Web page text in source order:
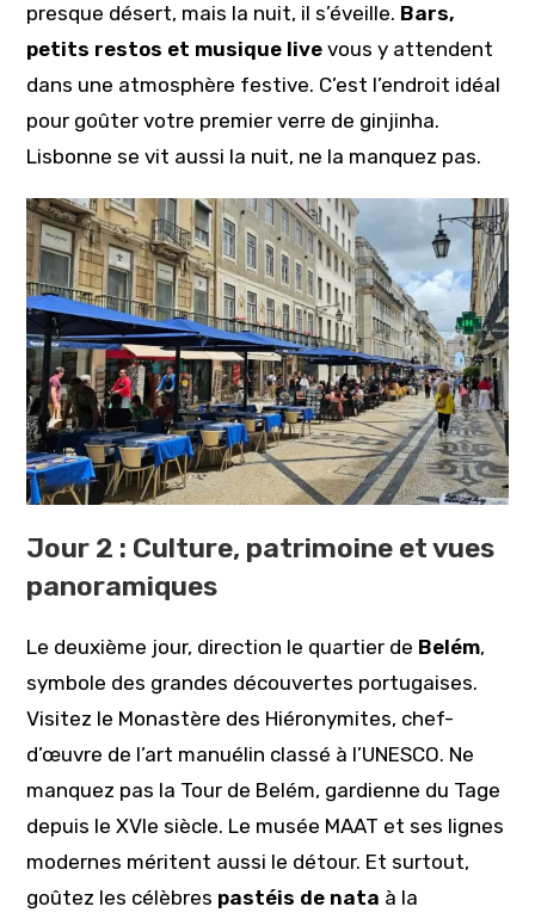
presque désert, mais la nuit, il s’éveille. Bars,
petits restos et musique live vous y attendent
dans une atmosphère festive. C’est l’endroit idéal
pour goûter votre premier verre de ginjinha.
Lisbonne se vit aussi la nuit, ne la manquez pas.
Jour 2 : Culture, patrimoine et vues
panoramiques
Le deuxième jour, direction le quartier de Belém,
symbole des grandes découvertes portugaises.
Visitez le Monastère des Hiéronymites, chef-
d’œuvre de l’art manuélin classé à l’UNESCO. Ne
manquez pas la Tour de Belém, gardienne du Tage
depuis le XVIe siècle. Le musée MAAT et ses lignes
modernes méritent aussi le détour. Et surtout,
goûtez les célèbres pastéis de nata à la